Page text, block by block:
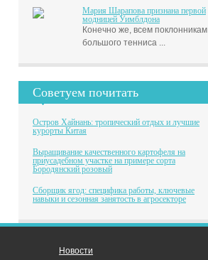
Мария Шарапова признана первой
модницей Уимблдона
Конечно же, всем поклонникам
большого тенниса ...
Советуем почитать
Остров Хайнань: тропический отдых и лучшие
курорты Китая
Выращивание качественного картофеля на
приусадебном участке на примере сорта
Бородянский розовый
Сборщик ягод: специфика работы, ключевые
навыки и сезонная занятость в агросекторе
Новости